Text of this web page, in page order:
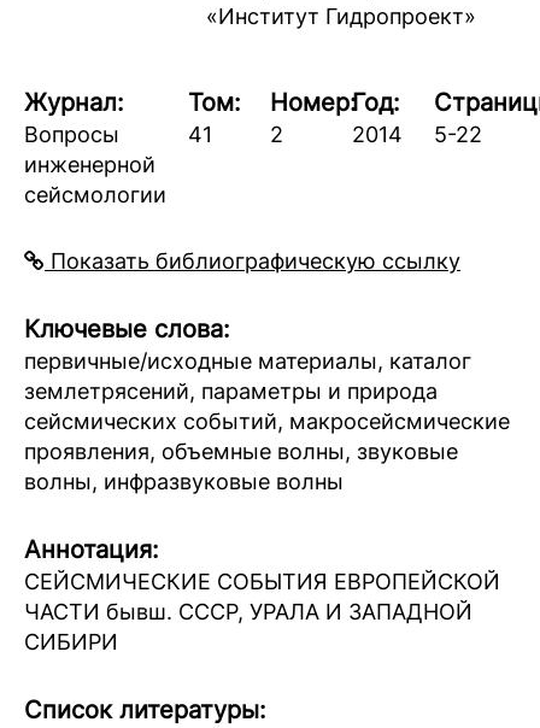
«Институт Гидропроект»
Журнал:
Вопросы
инженерной
сейсмологии
Том:
41
Номер:
2
Год:
2014 5-22
Показать библиографическую ссылку
Ключевые слова:
первичные/исходные материалы, каталог
землетрясений, параметры и природа
сейсмических событий, макросейсмические
проявления, объемные волны, звуковые
волны, инфразвуковые волны
Аннотация:
СЕЙСМИЧЕСКИЕ СОБЫТИЯ ЕВРОПЕЙСКОЙ
ЧАСТИ бывш. СССР, УРАЛА И ЗАПАДНОЙ
СИБИРИ
Список литературы: